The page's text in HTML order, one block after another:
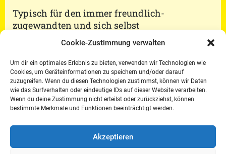
Cookie-Zustimmung verwalten
Um dir ein optimales Erlebnis zu bieten, verwenden wir Technologien wie
Cookies, um Geräteinformationen zu speichern und/oder darauf
zuzugreifen. Wenn du diesen Technologien zustimmst, können wir Daten
wie das Surfverhalten oder eindeutige IDs auf dieser Website verarbeiten.
Wenn du deine Zustimmung nicht erteilst oder zurückziehst, können
bestimmte Merkmale und Funktionen beeinträchtigt werden.
Akzeptieren
Typisch für den immer freundlich-
zugewandten und sich selbst
zurücknehmenden Geehrten: In seiner
Erwiderung auf die Laudatio widmete der
frisch dekorierte Reiterkreuz-Träger die
Auszeichnung sogleich „jedem Jagdreiter und
jeder Jagdreiterin, die sich nach der Jagd
selbstkritisch fragen, ob sie ihrem Pferd
gerecht geworden sind“. Nicht zuletzt deshalb
deutsche Reitkultur“.